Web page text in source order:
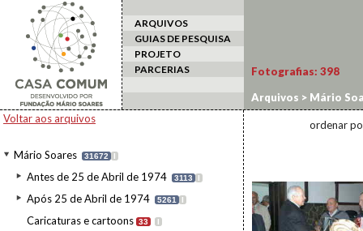
ARQUIVOS
GUIAS DE PESQUISA
PROJETO
PARCERIAS
Voltar aos arquivos
Mário Soares 31672 I
Antes de 25 de Abril de 1974 3113 I
Após 25 de Abril de 1974 5261 I
Caricaturas e cartoons 33 I
Fotografias: 398
Arquivos > Mário
2006/MASP3>20-
ordenar